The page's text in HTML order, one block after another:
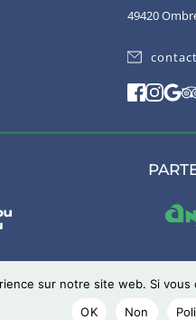
49420
internet crée sur
sur notre site web. Si
OK
Non